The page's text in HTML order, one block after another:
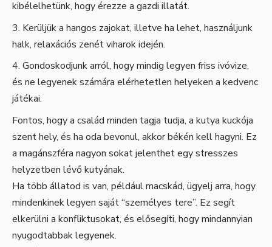
kibélelhetünk, hogy érezze a gazdi illatát.
Kerüljük a hangos zajokat, illetve ha lehet, használjunk
halk, relaxációs zenét viharok idején.
Gondoskodjunk arról, hogy mindig legyen friss ivóvize,
és ne legyenek számára elérhetetlen helyeken a kedvenc
játékai.
Fontos, hogy a család minden tagja tudja, a kutya kuckója
szent hely, és ha oda bevonul, akkor békén kell hagyni. Ez
a magánszféra nagyon sokat jelenthet egy stresszes
helyzetben lévő kutyának.
Ha több állatod is van, például macskád, ügyelj arra, hogy
mindenkinek legyen saját “személyes tere”. Ez segít
elkerülni a konfliktusokat, és elősegíti, hogy mindannyian
nyugodtabbak legyenek.